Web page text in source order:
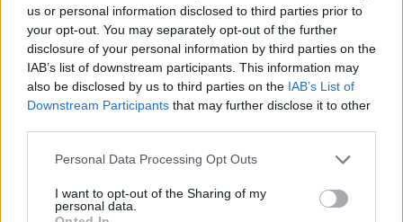
us or personal information disclosed to third parties prior to
your opt-out. You may separately opt-out of the further
disclosure of your personal information by third parties on the
IAB’s list of downstream participants. This information may
also be disclosed by us to third parties on the IAB’s List of
Downstream Participants that may further disclose it to other
Please note that this website/app uses one or more Google
not limited to your visit or usage behaviour. You may click to
grant or deny consent to Google and its third-party tags to
Personal Data Processing Opt Outs
I want to opt-out of the Sharing of my
personal data.